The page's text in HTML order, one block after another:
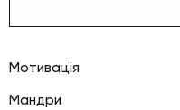
Мотивація
Мандри